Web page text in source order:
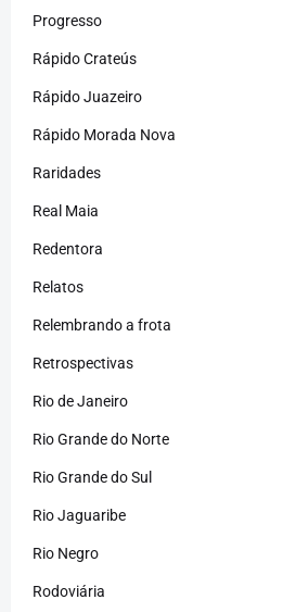
Progresso
Rápido Crateús
Rápido Juazeiro
Rápido Morada Nova
Raridades
Real Maia
Redentora
Relatos
Relembrando a frota
Retrospectivas
Rio de Janeiro
Rio Grande do Norte
Rio Grande do Sul
Rio Jaguaribe
Rio Negro
Rodoviária